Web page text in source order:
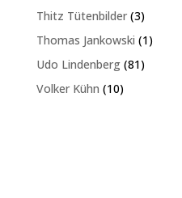
Produkte
Thitz Tütenbilder 33
Produkte
Thomas Jankowski 11
Udo Lindenberg 8181
Volker Kühn 1010